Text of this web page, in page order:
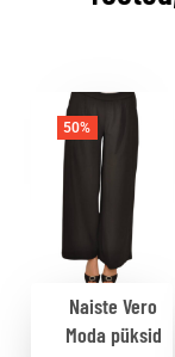
50%
Naiste Vero
Moda püksid